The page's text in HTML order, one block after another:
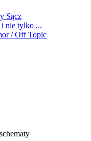
Sącz
nie tylko ...
/ Off Topic